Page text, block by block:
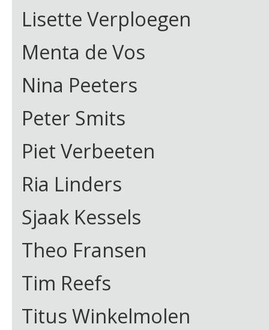
Lisette Verploegen
Menta de Vos
Nina Peeters
Peter Smits
Piet Verbeeten
Ria Linders
Sjaak Kessels
Theo Fransen
Tim Reefs
Titus Winkelmolen